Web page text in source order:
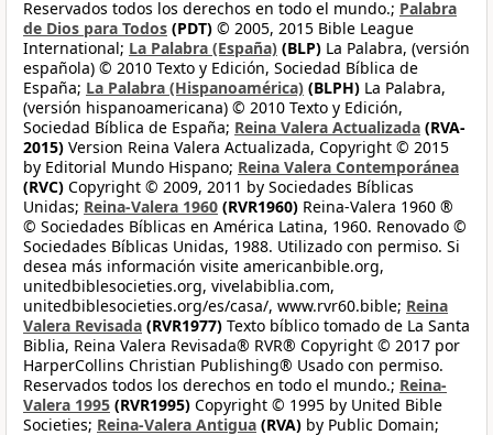
Reservados todos los derechos en todo el mundo.; Palabra
de Dios para Todos (PDT) © 2005, 2015 Bible League
International; La Palabra (España) (BLP) La Palabra, (versión
española) © 2010 Texto y Edición, Sociedad Bíblica de
España; La Palabra (Hispanoamérica) (BLPH) La Palabra,
(versión hispanoamericana) © 2010 Texto y Edición,
Sociedad Bíblica de España; Reina Valera Actualizada (RVA-
2015) Version Reina Valera Actualizada, Copyright © 2015
by Editorial Mundo Hispano; Reina Valera Contemporánea
(RVC) Copyright © 2009, 2011 by Sociedades Bíblicas
Unidas; Reina-Valera 1960 (RVR1960) Reina-Valera 1960 ®
© Sociedades Bíblicas en América Latina, 1960. Renovado ©
Sociedades Bíblicas Unidas, 1988. Utilizado con permiso. Si
desea más información visite americanbible.org,
unitedbiblesocieties.org, vivelabiblia.com,
unitedbiblesocieties.org/es/casa/, www.rvr60.bible; Reina
Valera Revisada (RVR1977) Texto bíblico tomado de La Santa
Biblia, Reina Valera Revisada® RVR® Copyright © 2017 por
HarperCollins Christian Publishing® Usado con permiso.
Reservados todos los derechos en todo el mundo.; Reina-
Valera 1995 (RVR1995) Copyright © 1995 by United Bible
Societies; Reina-Valera Antigua (RVA) by Public Domain;